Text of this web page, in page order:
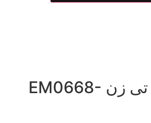
ساعت سی تی زن EM0668-